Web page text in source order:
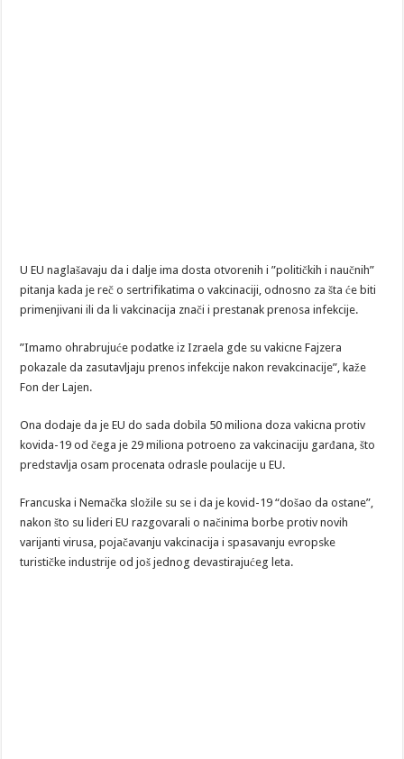
U EU naglašavaju da i dalje ima dosta otvorenih i ”političkih i naučnih”
pitanja kada je reč o sertrifikatima o vakcinaciji, odnosno za šta će biti
primenjivani ili da li vakcinacija znači i prestanak prenosa infekcije.
”Imamo ohrabrujuće podatke iz Izraela gde su vakicne Fajzera
pokazale da zasutavljaju prenos infekcije nakon revakcinacije”, kaže
Fon der Lajen.
Ona dodaje da je EU do sada dobila 50 miliona doza vakicna protiv
kovida-19 od čega je 29 miliona potroeno za vakcinaciju garđana, što
predstavlja osam procenata odrasle poulacije u EU.
Francuska i Nemačka složile su se i da je kovid-19 “došao da ostane”,
nakon što su lideri EU razgovarali o načinima borbe protiv novih
varijanti virusa, pojačavanju vakcinacija i spasavanju evropske
turističke industrije od još jednog devastirajućeg leta.